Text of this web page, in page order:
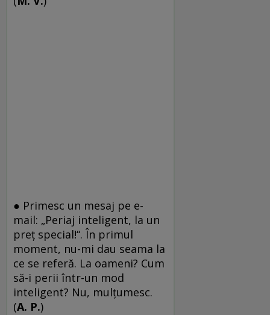
● Primesc un mesaj pe e-
mail: „Periaj inteligent, la un
preț special!“. În primul
moment, nu-mi dau seama la
ce se referă. La oameni? Cum
să-i perii într-un mod
inteligent? Nu, mulțumesc.
(A. P.)